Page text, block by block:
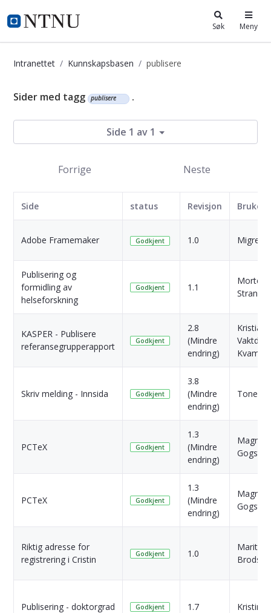
i.ntnu.no Søk Meny
Intranettet Kunnskapsbasen publisere
Kunnskapsbasen
Sider med tagg publisere .
Side 1 av 1
Forrige Neste
Side status Revisjon Bruker
Adobe Framemaker Godkjent 1.0 Migrert
Publisering og
formidling av
helseforskning
Godkjent 1.1
Morten
KASPER - Publisere
referansegrupperapport
Godkjent
2.8
(Mindre
endring)
Kristian
Vaktdal
Skriv melding - Innsida Godkjent
3.8
(Mindre
endring)
Tone
PCTeX Godkjent
1.3
(Mindre
endring)
Gogstad
PCTeX Godkjent
1.3
(Mindre
endring)
Gogstad
Riktig adresse for
registrering i Cristin
Godkjent 1.0
Marit
Publisering - doktorgrad Godkjent 1.7 Kristina